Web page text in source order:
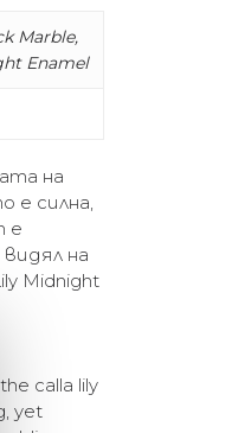
Marble,
Enamel
на
е силна,
е
на
Midnight
calla lily
yet